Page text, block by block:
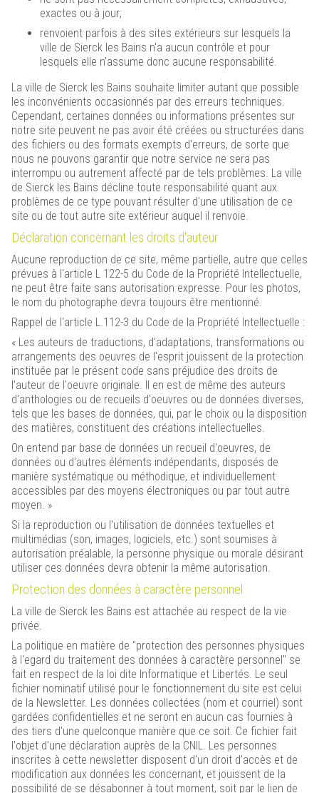
exactes ou à jour;
renvoient parfois à des sites extérieurs sur lesquels la
ville de Sierck les Bains n'a aucun contrôle et pour
lesquels elle n'assume donc aucune responsabilité.
La ville de Sierck les Bains souhaite limiter autant que possible
les inconvénients occasionnés par des erreurs techniques.
Cependant, certaines données ou informations présentes sur
notre site peuvent ne pas avoir été créées ou structurées dans
des fichiers ou des formats exempts d'erreurs, de sorte que
nous ne pouvons garantir que notre service ne sera pas
interrompu ou autrement affecté par de tels problèmes. La ville
de Sierck les Bains décline toute responsabilité quant aux
problèmes de ce type pouvant résulter d'une utilisation de ce
site ou de tout autre site extérieur auquel il renvoie.
Déclaration concernant les droits d'auteur
Aucune reproduction de ce site, même partielle, autre que celles
prévues à l'article L 122-5 du Code de la Propriété Intellectuelle,
ne peut être faite sans autorisation expresse. Pour les photos,
le nom du photographe devra toujours être mentionné.
Rappel de l'article L.112-3 du Code de la Propriété Intellectuelle :
« Les auteurs de traductions, d'adaptations, transformations ou
arrangements des oeuvres de l'esprit jouissent de la protection
instituée par le présent code sans préjudice des droits de
l'auteur de l'oeuvre originale. Il en est de même des auteurs
d'anthologies ou de recueils d'oeuvres ou de données diverses,
tels que les bases de données, qui, par le choix ou la disposition
des matières, constituent des créations intellectuelles.
On entend par base de données un recueil d'oeuvres, de
données ou d'autres éléments indépendants, disposés de
manière systématique ou méthodique, et individuellement
accessibles par des moyens électroniques ou par tout autre
moyen. »
Si la reproduction ou l'utilisation de données textuelles et
multimédias (son, images, logiciels, etc.) sont soumises à
autorisation préalable, la personne physique ou morale désirant
utiliser ces données devra obtenir la même autorisation.
Protection des données à caractère personnel
La ville de Sierck les Bains est attachée au respect de la vie
privée.
La politique en matière de "protection des personnes physiques
à l'egard du traitement des données à caractère personnel" se
fait en respect de la loi dite Informatique et Libertés. Le seul
fichier nominatif utilisé pour le fonctionnement du site est celui
de la Newsletter. Les données collectées (nom et courriel) sont
gardées confidentielles et ne seront en aucun cas fournies à
des tiers d'une quelconque manière que ce soit. Ce fichier fait
l'objet d'une déclaration auprès de la CNIL. Les personnes
inscrites à cette newsletter disposent d'un droit d'accès et de
modification aux données les concernant, et jouissent de la
possibilité de se désabonner à tout moment, soit par le lien de